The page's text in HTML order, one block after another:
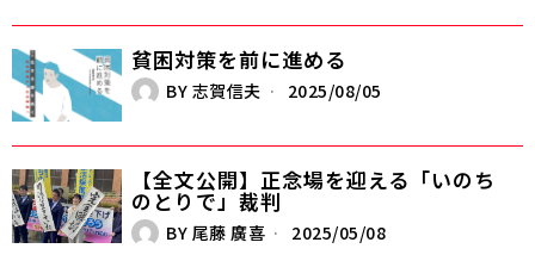
貧困対策を前に進める
BY 志賀信夫 2025/08/05
【全文公開】正念場を迎える「いのち
のとりで」裁判
BY 尾藤 廣喜 2025/05/08